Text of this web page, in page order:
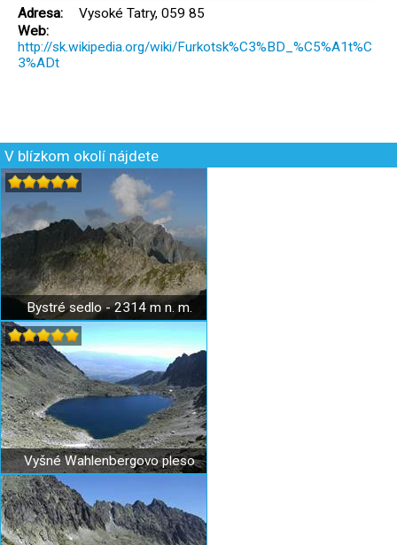
Adresa:
Vysoké Tatry, 059 85
Web:
http://sk.wikipedia.org/wiki/Furkotsk%C3%BD_%C5%A1t%C
3%ADt
V blízkom okolí nájdete
Bystré sedlo - 2314 m n. m.
Vyšné Wahlenbergovo pleso